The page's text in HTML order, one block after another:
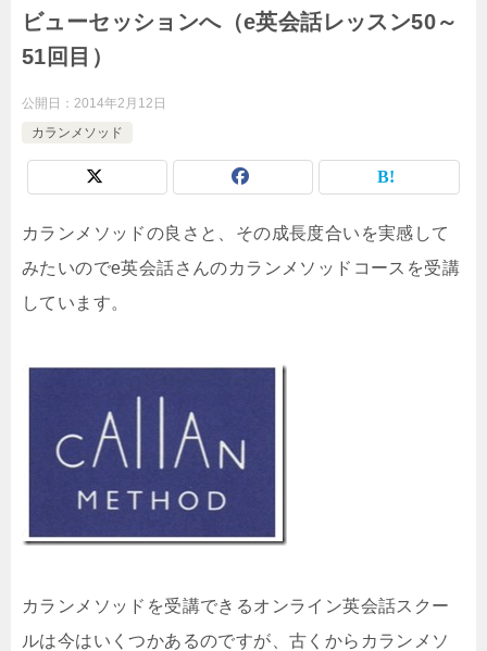
ビューセッションへ（e英会話レッスン50～
51回目）
公開日： 2014年2月12日
カランメソッド
カランメソッドの良さと、その成長度合いを実感して
みたいのでe英会話さんのカランメソッドコースを受講
しています。
カランメソッドを受講できるオンライン英会話スクー
ルは今はいくつかあるのですが、古くからカランメソ